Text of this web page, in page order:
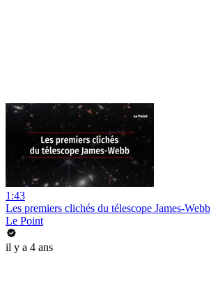
1:43
Les premiers clichés du télescope James-Webb
Le Point
il y a 4 ans